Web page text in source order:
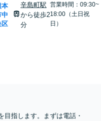
本
中
区
辛島町駅
から徒歩2
分
営業時間：09:30~
18:00（土日祝
日）
目指します。まずは電話・